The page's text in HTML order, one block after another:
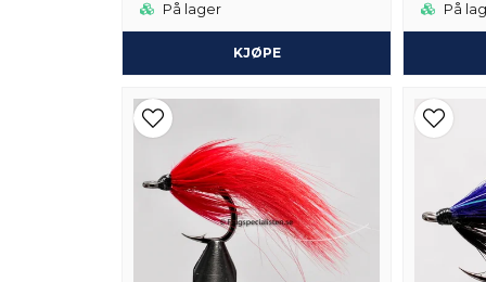
På lager
KJØPE
På